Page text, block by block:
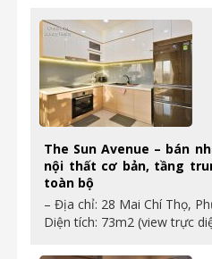
The Sun Avenue – bán
nội thất cơ bản, tầng
toàn bộ
– Địa chỉ: 28 Mai Chí Thọ,
Diện tích: 73m2 (view trực